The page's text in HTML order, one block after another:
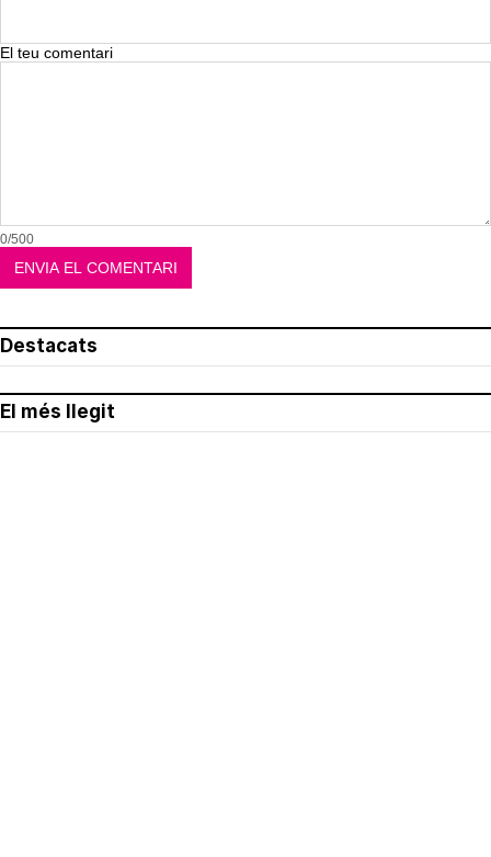
El teu comentari
0/500
Destacats
El més llegit